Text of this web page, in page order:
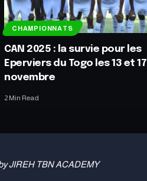
CHAMPIONNATS
CAN 2025 : la survie pour les
Eperviers du Togo les 13 et 17
novembre
2 Min Read
JIREH TBN ACADEMY